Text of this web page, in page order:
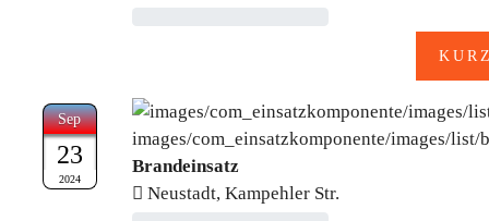
Sep
23
2024
Brandeinsatz
Neustadt, Kampehler Str.